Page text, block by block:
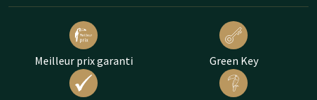
Meilleur prix garanti Green Key